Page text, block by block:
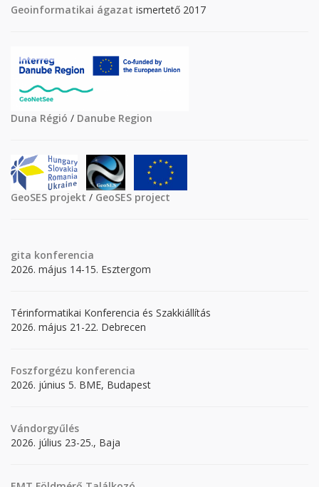
Geoinformatikai ágazat ismertető 2017
Duna Régió / Danube Region
GeoSES projekt / GeoSES project
gita konferencia
2026. május 14-15. Esztergom
Térinformatikai Konferencia és Szakkiállítás
2026. május 21-22. Debrecen
Foszforgézu konferencia
2026. június 5. BME, Budapest
Vándorgyűlés
2026. július 23-25., Baja